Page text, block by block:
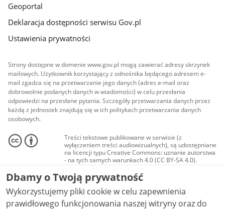
Geoportal
Deklaracja dostępności serwisu Gov.pl
Ustawienia prywatności
Strony dostępne w domenie www.gov.pl mogą zawierać adresy skrzynek
mailowych. Użytkownik korzystający z odnośnika będącego adresem e-
mail zgadza się na przetwarzanie jego danych (adres e-mail oraz
dobrowolnie podanych danych w wiadomości) w celu przesłania
odpowiedzi na przesłane pytania. Szczegóły przetwarzania danych przez
każdą z jednostek znajdują się w ich politykach przetwarzania danych
osobowych.
Treści tekstowe publikowane w serwisie (z
wyłączeniem treści audiowizualnych), są udostępniane
na licencji typu Creative Commons: uznanie autorstwa
- na tych samych warunkach 4.0 (CC BY-SA 4.0).
Materiały audiowizualne, w tym zdjęcia, materiały
audio i wideo, są udostępniane na licencji typu
Creative Commons: uznanie autorstwa użycie
niekomercyjne - bez utworów zależnych 4.0 (CC BY-
NC-ND 4.0), o ile nie jest to stwierdzone inaczej.
Dbamy o Twoją prywatność
Wykorzystujemy pliki cookie w celu zapewnienia
prawidłowego funkcjonowania naszej witryny oraz do